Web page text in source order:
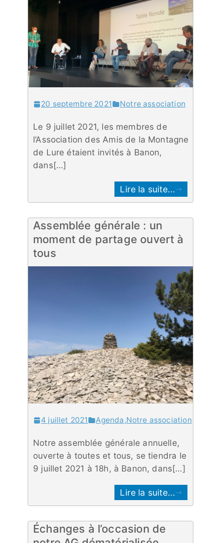
20 septembre 2021 Notre association
Le 9 juillet 2021, les membres de
l’Association des Amis de la Montagne
de Lure étaient invités à Banon,
dans[…]
Lire la suite...
Assemblée générale : un
moment de partage ouvert à
tous
4 juillet 2021 Agenda,Notre association
Notre assemblée générale annuelle,
ouverte à toutes et tous, se tiendra le
9 juillet 2021 à 18h, à Banon, dans[…]
Lire la suite...
Échanges à l’occasion de